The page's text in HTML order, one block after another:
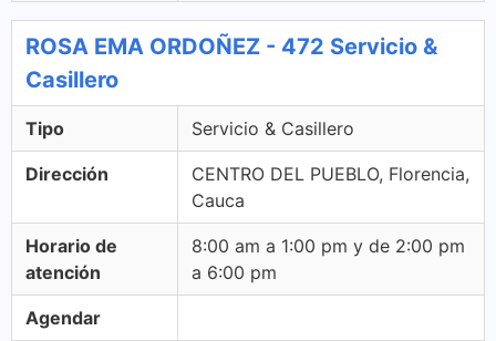
ROSA EMA ORDOÑEZ - 472 Servicio &
Casillero
Tipo Servicio & Casillero
Dirección
CENTRO DEL PUEBLO, Florencia,
Cauca
Horario de
atención
8:00 am a 1:00 pm y de 2:00 pm
a 6:00 pm
Agendar